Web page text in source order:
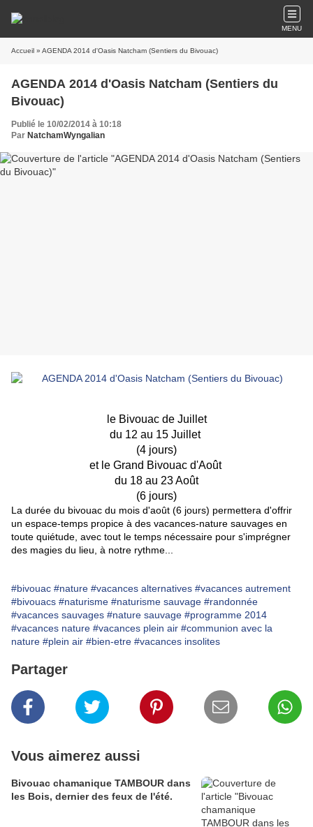
MENU
Accueil » AGENDA 2014 d'Oasis Natcham (Sentiers du Bivouac)
AGENDA 2014 d'Oasis Natcham (Sentiers du
Bivouac)
Publié le 10/02/2014 à 10:18
Par NatchamWyngalian
le Bivouac de Juillet
du 12 au 15 Juillet
(4 jours)
et le Grand Bivouac d'Août
du 18 au 23 Août
(6 jours)
L a durée du bivouac du mois d'août (6 jours) permettera d'offrir
un espace-temps propice à des vacances-nature sauvages en
toute quiétude, avec tout le temps nécessaire pour s'imprégner
des magies du lieu, à notre rythme...
#bivouac #nature #vacances alternatives #vacances autrement
#bivouacs #naturisme #naturisme sauvage #randonnée
#vacances sauvages #nature sauvage #programme 2014
#vacances nature #vacances plein air #communion avec la
nature #plein air #bien-etre #vacances insolites
Partager
Vous aimerez aussi
Bivouac chamanique TAMBOUR dans
les Bois, dernier des feux de l'été.